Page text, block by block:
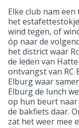
Elke club nam
het
wind tegen, of
óp naar de
het district waar
de leden van
ontvangst van RC
Elburg waar
Elburg de lunch
op hun beurt
de bakfiets daar.
zat het weer mee